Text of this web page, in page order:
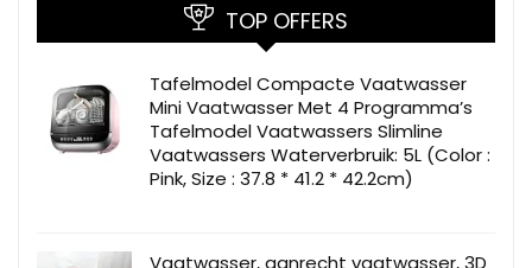
TOP OFFERS
Tafelmodel Compacte Vaatwasser
Mini Vaatwasser Met 4 Programma’s
Tafelmodel Vaatwassers Slimline
Vaatwassers Waterverbruik: 5L (Color :
Pink, Size : 37.8 * 41.2 * 42.2cm)
Vaatwasser, aanrecht vaatwasser, 3D